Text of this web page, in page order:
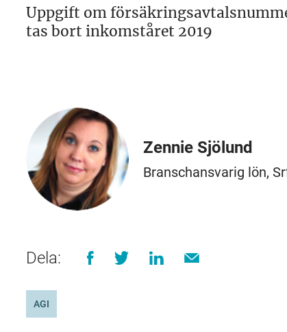
Uppgift om
tas bort inkomståret 2019
Zennie Sjölund
Branschansvarig lön,
Dela:
AGI